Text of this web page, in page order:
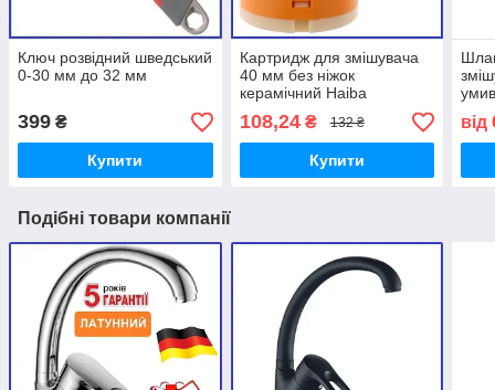
Ключ розвідний шведський
0-30 мм до 32 мм
399 ₴
Купити
Картридж для змішувача
40 мм без ніжок
керамічний Haiba
108,24₴ 132 ₴
Купити
100
від
Подібні товари компанії